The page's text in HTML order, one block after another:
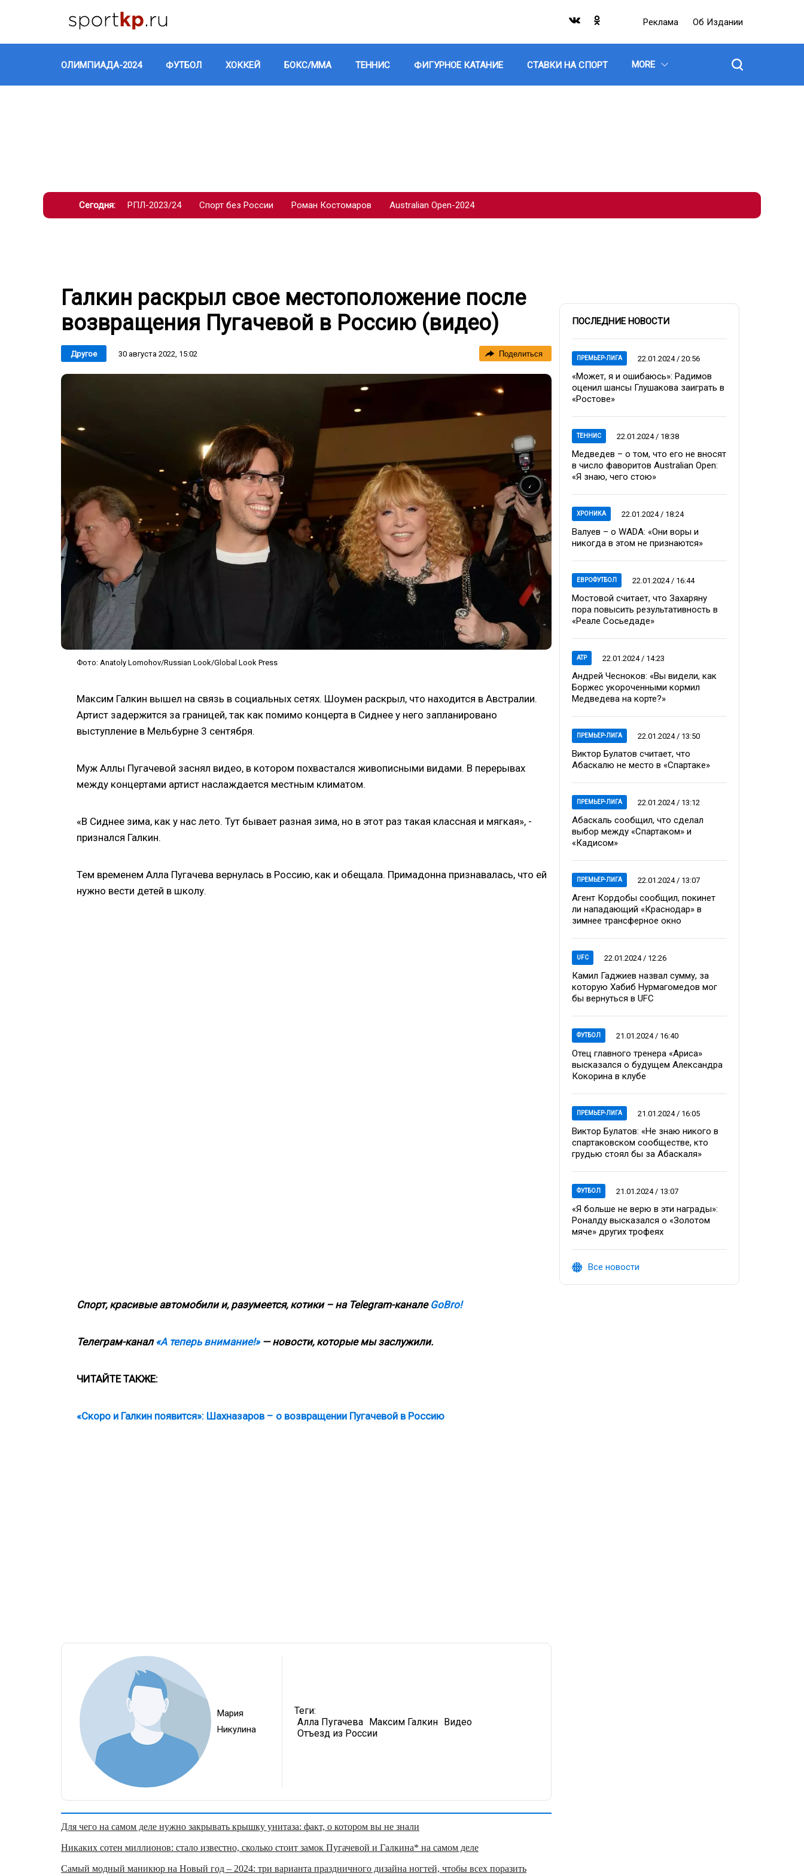
Реклама Об Издании
ОЛИМПИАДА-2024 ФУТБОЛ ХОККЕЙ БОКС/ММА ТЕННИС ФИГУРНОЕ КАТАНИЕ СТАВКИ НА СПОРТ MORE
Сегодня: РПЛ-2023/24 Спорт без России Роман Костомаров Australian Open-2024
Галкин раскрыл свое местоположение после
возвращения Пугачевой в Россию (видео)
Другое 30 августа 2022, 15:02 Поделиться
Фото: Anatoly Lomohov/Russian Look/Global Look Press
Максим Галкин вышел на связь в социальных сетях. Шоумен раскрыл, что находится в Австралии.
Артист задержится за границей, так как помимо концерта в Сиднее у него запланировано
выступление в Мельбурне 3 сентября.
Муж Аллы Пугачевой заснял видео, в котором похвастался живописными видами. В перерывах
между концертами артист наслаждается местным климатом.
«В Сиднее зима, как у нас лето. Тут бывает разная зима, но в этот раз такая классная и мягкая», -
признался Галкин.
Тем временем Алла Пугачева вернулась в Россию, как и обещала. Примадонна признавалась, что ей
нужно вести детей в школу.
Спорт, красивые автомобили и, разумеется, котики – на Telegram-канале GoBro!
Телеграм-канал «А теперь внимание!»— новости, которые мы заслужили.
ЧИТАЙТЕТАКЖЕ:
«Скоро и Галкин появится»: Шахназаров – о возвращении Пугачевой в Россию
Мария
Никулина
Теги:
Алла Пугачева Максим Галкин Видео
Отъезд из России
Для чего на самом деле нужно закрывать крышку унитаза: факт, о котором вы не знали
Никаких сотен миллионов: стало известно, сколько стоит замок Пугачевой и Галкина* на самом деле
Самый модный маникюр на Новый год – 2024: три варианта праздничного дизайна ногтей, чтобы всех поразить
ПОСЛЕДНИЕ НОВОСТИ
ПРЕМЬЕР-ЛИГА 22.01.2024 / 20:56
«Может, я и ошибаюсь»: Радимов
оценил шансы Глушакова заиграть в
«Ростове»
ТЕННИС 22.01.2024 / 18:38
Медведев – о том, что его не вносят
в число фаворитов Australian Open:
«Я знаю, чего стою»
ХРОНИКА 22.01.2024 / 18:24
Валуев – о WADA: «Они воры и
никогда в этом не признаются»
ЕВРОФУТБОЛ 22.01.2024 / 16:44
Мостовой считает, что Захаряну
пора повысить результативность в
«Реале Сосьедаде»
ATP 22.01.2024 / 14:23
Андрей Чесноков: «Вы видели, как
Боржес укороченными кормил
Медведева на корте?»
ПРЕМЬЕР-ЛИГА 22.01.2024 / 13:50
Виктор Булатов считает, что
Абаскалю не место в «Спартаке»
ПРЕМЬЕР-ЛИГА 22.01.2024 / 13:12
Абаскаль сообщил, что сделал
выбор между «Спартаком» и
«Кадисом»
ПРЕМЬЕР-ЛИГА 22.01.2024 / 13:07
Агент Кордобы сообщил, покинет
ли нападающий «Краснодар» в
зимнее трансферное окно
UFC 22.01.2024 / 12:26
Камил Гаджиев назвал сумму, за
которую Хабиб Нурмагомедов мог
бы вернуться в UFC
ФУТБОЛ 21.01.2024 / 16:40
Отец главного тренера «Ариса»
высказался о будущем Александра
Кокорина в клубе
ПРЕМЬЕР-ЛИГА 21.01.2024 / 16:05
Виктор Булатов: «Не знаю никого в
спартаковском сообществе, кто
грудью стоял бы за Абаскаля»
ФУТБОЛ 21.01.2024 / 13:07
«Я больше не верю в эти награды»:
Роналду высказался о «Золотом
мяче» других трофеях
Все новости